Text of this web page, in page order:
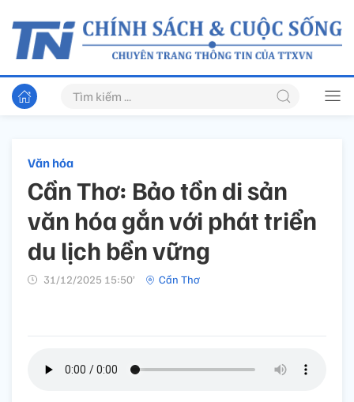
Văn hóa
Cần Thơ: Bảo tồn di sản
văn hóa gắn với phát triển
du lịch bền vững
31/12/2025 15:50’ Cần Thơ